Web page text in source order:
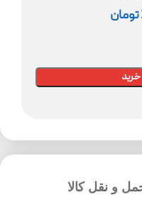
تومان
و نقل کالا